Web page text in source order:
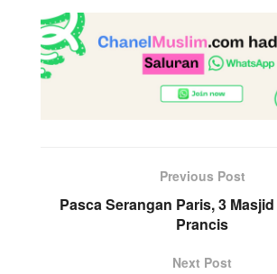
Previous Post
Pasca Serangan Paris, 3
Prancis
Next Post